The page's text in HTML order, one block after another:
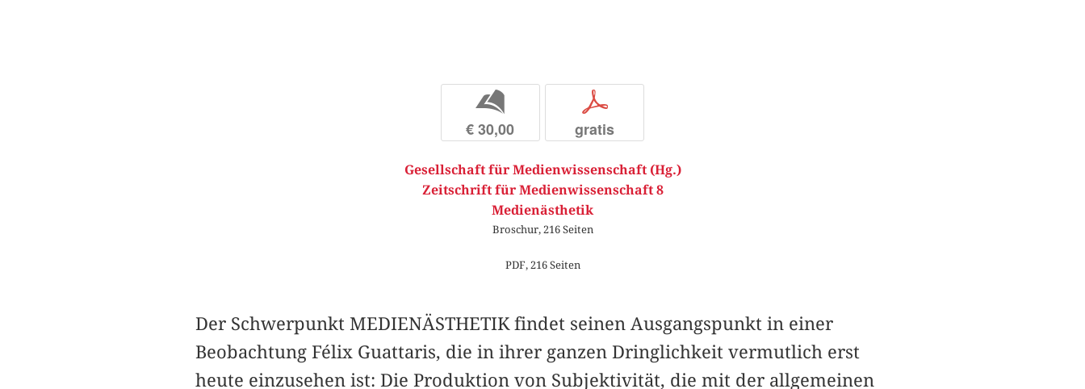
b
€ 30,00
p
gratis
Gesellschaft für Medienwissenschaft (Hg.)
Zeitschrift für Medienwissenschaft 8
Medienästhetik
Broschur, 216 Seiten
PDF, 216 Seiten
Der Schwerpunkt MEDIENÄSTHETIK findet seinen Ausgangspunkt in einer
Beobachtung Félix Guattaris, die in ihrer ganzen Dringlichkeit vermutlich erst
heute einzusehen ist: Die Produktion von Subjektivität, die mit der allgemeinen